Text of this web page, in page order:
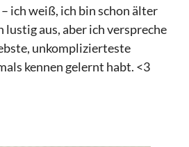
ich weiß, ich bin schon älter
lustig aus, aber ich verspreche
unkomplizierteste
kennen gelernt habt. <3